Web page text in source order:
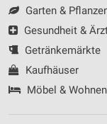
Garten &
Gesundheit &
Getränkemärkte
Kaufhäuser
Möbel & Wohnen